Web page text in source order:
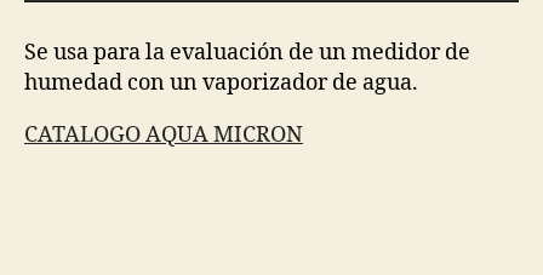
Se usa para la evaluación de un medidor de
humedad con un vaporizador de agua.
CATALOGO AQUA MICRON